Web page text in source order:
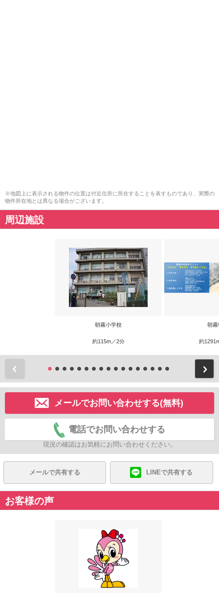
※地図上に表示される物件の位置は付近住所に所在することを表すものであり、実際の
物件所在地とは異なる場合がございます。
周辺施設
朝霧小学校
約115m／2分
朝霧
約
メールでお問い合わせする(無料)
電話でお問い合わせする
現況の確認はお気軽にお問い合わせください。
メールで共有する LINEで共有する
お客様の声